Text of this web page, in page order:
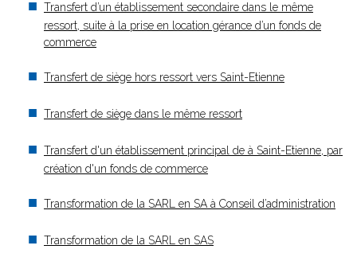
Transfert d’un établissement secondaire dans le même
ressort, suite à la prise en location gérance d’un fonds de
commerce
Transfert de siège hors ressort vers Saint-Etienne
Transfert de siège dans le même ressort
Transfert d'un établissement principal de à Saint-Etienne, par
création d'un fonds de commerce
Transformation de la SARL en SA à Conseil d’administration
Transformation de la SARL en SAS